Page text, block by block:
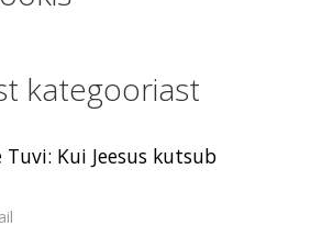
kategooriast
Tuvi: Kui Jeesus kutsub